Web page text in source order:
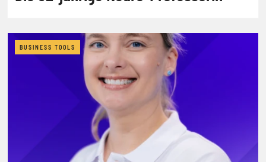
BUSINESS TOOLS